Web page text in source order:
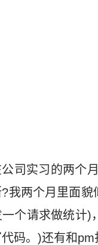
公司实习的两个
?我两个月里面
一个请求做统计)
码。)还有和